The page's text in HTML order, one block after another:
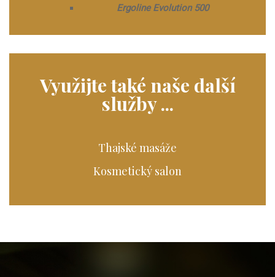
Ergoline Evolution 500
Využijte také naše další
služby ...
Thajské masáže
Kosmetický salon